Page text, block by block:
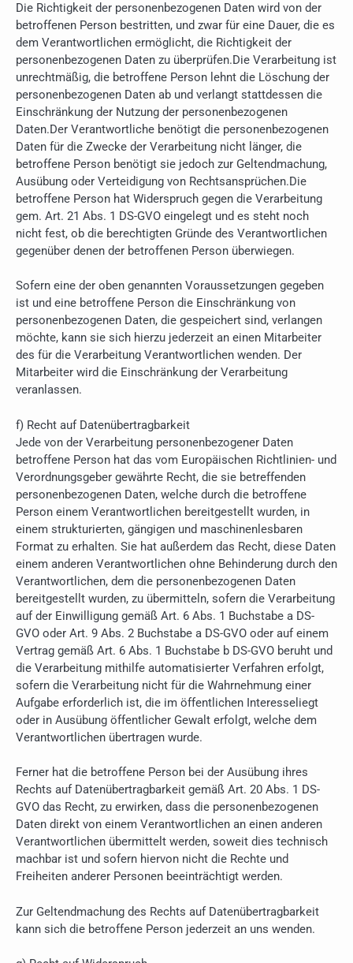
Die Richtigkeit der personenbezogenen Daten wird von der
betroffenen Person bestritten, und zwar für eine Dauer, die es
dem Verantwortlichen ermöglicht, die Richtigkeit der
personenbezogenen Daten zu überprüfen.Die Verarbeitung ist
unrechtmäßig, die betroffene Person lehnt die Löschung der
personenbezogenen Daten ab und verlangt stattdessen die
Einschränkung der Nutzung der personenbezogenen
Daten.Der Verantwortliche benötigt die personenbezogenen
Daten für die Zwecke der Verarbeitung nicht länger, die
betroffene Person benötigt sie jedoch zur Geltendmachung,
Ausübung oder Verteidigung von Rechtsansprüchen.Die
betroffene Person hat Widerspruch gegen die Verarbeitung
gem. Art. 21 Abs. 1 DS-GVO eingelegt und es steht noch
nicht fest, ob die berechtigten Gründe des Verantwortlichen
gegenüber denen der betroffenen Person überwiegen.
Sofern eine der oben genannten Voraussetzungen gegeben
ist und eine betroffene Person die Einschränkung von
personenbezogenen Daten, die gespeichert sind, verlangen
möchte, kann sie sich hierzu jederzeit an einen Mitarbeiter
des für die Verarbeitung Verantwortlichen wenden. Der
Mitarbeiter wird die Einschränkung der Verarbeitung
veranlassen.
f) Recht auf Datenübertragbarkeit
Jede von der Verarbeitung personenbezogener Daten
betroffene Person hat das vom Europäischen Richtlinien- und
Verordnungsgeber gewährte Recht, die sie betreffenden
personenbezogenen Daten, welche durch die betroffene
Person einem Verantwortlichen bereitgestellt wurden, in
einem strukturierten, gängigen und maschinenlesbaren
Format zu erhalten. Sie hat außerdem das Recht, diese Daten
einem anderen Verantwortlichen ohne Behinderung durch den
Verantwortlichen, dem die personenbezogenen Daten
bereitgestellt wurden, zu übermitteln, sofern die Verarbeitung
auf der Einwilligung gemäß Art. 6 Abs. 1 Buchstabe a DS-
GVO oder Art. 9 Abs. 2 Buchstabe a DS-GVO oder auf einem
Vertrag gemäß Art. 6 Abs. 1 Buchstabe b DS-GVO beruht und
die Verarbeitung mithilfe automatisierter Verfahren erfolgt,
sofern die Verarbeitung nicht für die Wahrnehmung einer
Aufgabe erforderlich ist, die im öffentlichen Interesseliegt
oder in Ausübung öffentlicher Gewalt erfolgt, welche dem
Verantwortlichen übertragen wurde.
Ferner hat die betroffene Person bei der Ausübung ihres
Rechts auf Datenübertragbarkeit gemäß Art. 20 Abs. 1 DS-
GVO das Recht, zu erwirken, dass die personenbezogenen
Daten direkt von einem Verantwortlichen an einen anderen
Verantwortlichen übermittelt werden, soweit dies technisch
machbar ist und sofern hiervon nicht die Rechte und
Freiheiten anderer Personen beeinträchtigt werden.
Zur Geltendmachung des Rechts auf Datenübertragbarkeit
kann sich die betroffene Person jederzeit an uns wenden.